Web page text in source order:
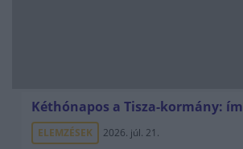
Kéthónapos a Tisza-kormány:
ELEMZÉSEK 2026. júl. 21.